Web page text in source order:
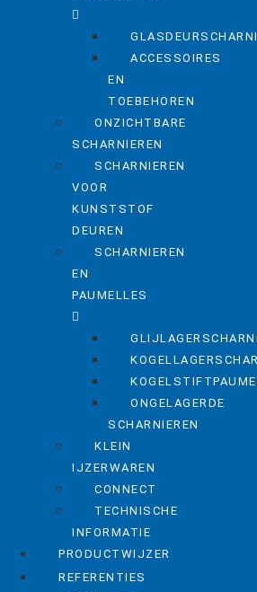
ACCESSOIRES
EN
TOEBEHOREN
ONZICHTBARE
SCHARNIEREN
SCHARNIEREN
VOOR
KUNSTSTOF
DEUREN
SCHARNIEREN
EN
PAUMELLES
ONGELAGERDE
SCHARNIEREN
KLEIN
IJZERWAREN
CONNECT
TECHNISCHE
INFORMATIE
PRODUCTWIJZER
REFERENTIES